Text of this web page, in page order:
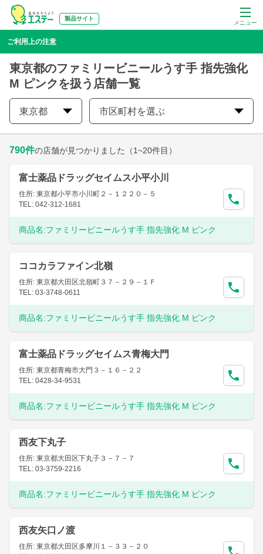
メニュー
製品サイト
ご利用上の注意
東京都のファミリービニールうす手 指先強化
M ピンクを扱う店舗一覧
東京都 市区町村を選ぶ
790件の店舗が見つかりました （1~20件目）
富士薬品ドラッグセイムス小平小川
住所: 東京都小平市小川町２－１２２０－５
TEL: 042-312-1681
商品名:ファミリービニールうす手 指先強化 M ピンク
ココカラファイン北嶺
住所: 東京都大田区北嶺町３７－２９－１Ｆ
TEL: 03-3748-0611
商品名:ファミリービニールうす手 指先強化 M ピンク
富士薬品ドラッグセイムス青梅大門
住所: 東京都青梅市大門３－１６－２２
TEL: 0428-34-9531
商品名:ファミリービニールうす手 指先強化 M ピンク
西友下丸子
住所: 東京都大田区下丸子３－７－７
TEL: 03-3759-2216
商品名:ファミリービニールうす手 指先強化 M ピンク
西友矢口ノ渡
住所: 東京都大田区多摩川１－３３－２０